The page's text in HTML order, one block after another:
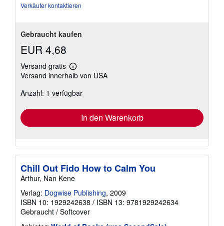
Verkäufer kontaktieren
Gebraucht kaufen
EUR 4,68
Versand gratis
Weitere
Informationen
Versandkosten
Versand innerhalb von USA
Anzahl: 1 verfügbar
In den Warenkorb
Chill Out Fido How to Calm You
Arthur, Nan Kene
Verlag: Dogwise Publishing, 2009
ISBN 10: 1929242638 / ISBN 13: 9781929242634
Gebraucht / Softcover